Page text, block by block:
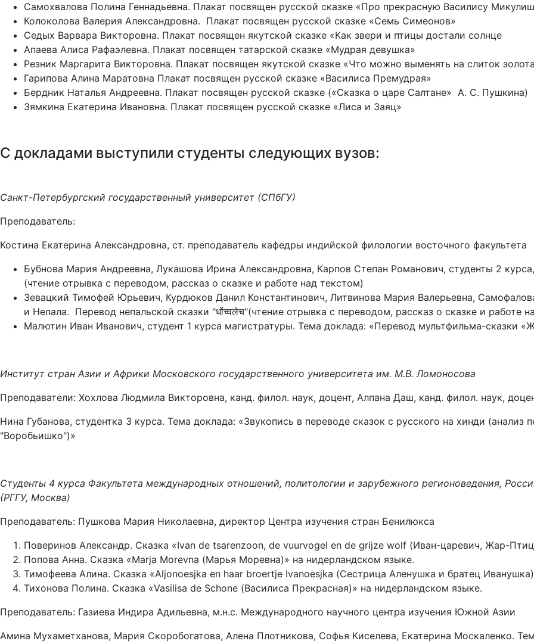
Самохвалова Полина Геннадьевна. Плакат посвящен русской сказке «Про прекрасную Василису
Колоколова Валерия Александровна. Плакат посвящен русской сказке «Семь Симеонов»
Седых Варвара Викторовна. Плакат посвящен якутской сказке «Как звери и птицы достали солнце
Апаева Алиса Рафаэлевна. Плакат посвящен татарской сказке «Мудрая девушка»
Резник Маргарита Викторовна. Плакат посвящен якутской сказке «Что можно выменять на слиток
Гарипова Алина Маратовна Плакат посвящен русской сказке «Василиса Премудрая»
Бердник Наталья Андреевна. Плакат посвящен русской сказке («Сказка о царе Салтане» А. С. Пушкина)
Зямкина Екатерина Ивановна. Плакат посвящен русской сказке «Лиса и Заяц»
С докладами выступили студенты следующих вузов:
Санкт-Петербургский государственный университет (СПбГУ)
Преподаватель:
Костина Екатерина Александровна, ст. преподаватель кафедры индийской филологии восточного факультета
Бубнова Мария Андреевна, Лукашова Ирина Александровна, Карпов Степан Романович, студенты 2
(чтение отрывка с переводом, рассказ о сказке и работе над текстом)
Зевацкий Тимофей Юрьевич, Курдюков Данил Константинович, Литвинова Мария Валерьевна,
и Непала. Перевод непальской сказки "धोंच्वलेच"(чтение отрывка с переводом, рассказ о сказке и работе
Малютин Иван Иванович, студент 1 курса магистратуры. Тема доклада: «Перевод мультфильма-сказки
Институт стран Азии и Африки Московского государственного университета им. М.В. Ломоносова
Преподаватели: Хохлова Людмила Викторовна, канд. филол. наук, доцент, Алпана Даш, канд. филол. наук,
Нина Губанова, студентка 3 курса. Тема доклада: «Звукопись в переводе сказок с русского на хинди
"Воробьишко")»
Студенты 4 курса Факультета международных отношений, политологии и зарубежного регионоведения,
(РГГУ, Москва)
Преподаватель: Пушкова Мария Николаевна, директор Центра изучения стран Бенилюкса
Поверинов Александр. Сказка «Ivan de tsarenzoon, de vuurvogel en de grijze wolf (Иван-царевич, Жар-
Попова Анна. Сказка «Marja Morevna (Марья Моревна)» на нидерландском языке.
Тимофеева Алина. Сказка «Aljonoesjka en haar broertje Ivanoesjka (Сестрица Аленушка и братец
Тихонова Полина. Сказка «Vasilisa de Schone (Василиса Прекрасная)» на нидерландском языке.
Преподаватель: Газиева Индира Адильевна, м.н.с. Международного научного центра изучения Южной Азии
Амина Мухаметханова, Мария Скоробогатова, Алена Плотникова, Софья Киселева, Екатерина Москаленко.